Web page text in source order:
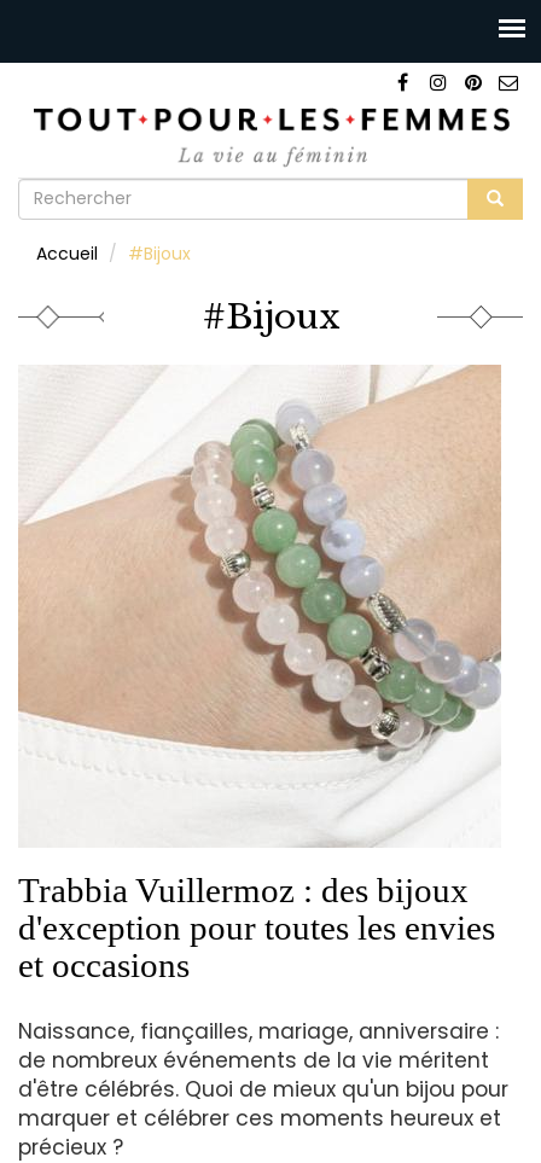
Formulaire
recherche
Accueil #Bijoux
#Bijoux
Trabbia Vuillermoz : des bijoux
d'exception pour toutes les envies
et occasions
Naissance, fiançailles, mariage, anniversaire :
de nombreux événements de la vie méritent
d'être célébrés. Quoi de mieux qu'un bijou pour
marquer et célébrer ces moments heureux et
précieux ?